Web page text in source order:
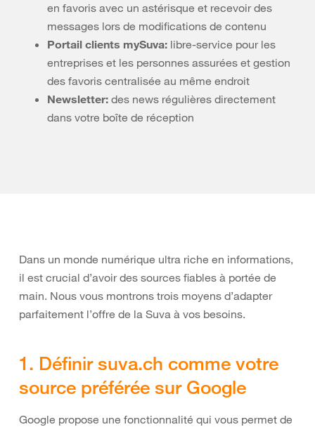
en favoris avec un astérisque et recevoir des
messages lors de modifications de contenu
Portail clients mySuva: libre-service pour les
entreprises et les personnes assurées et gestion
des favoris centralisée au même endroit
Newsletter: des news régulières directement
dans votre boîte de réception
Dans un monde numérique ultra riche en informations,
il est crucial d’avoir des sources fiables à portée de
main. Nous vous montrons trois moyens d’adapter
parfaitement l’offre de la Suva à vos besoins.
1. Définir suva.ch comme votre
source préférée sur Google
Google propose une fonctionnalité qui vous permet de